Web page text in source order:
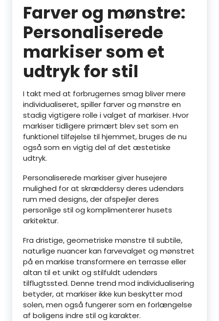
Farver og mønstre:
Personaliserede
markiser som et
udtryk for stil
I takt med at forbrugernes smag bliver mere
individualiseret, spiller farver og mønstre en
stadig vigtigere rolle i valget af markiser. Hvor
markiser tidligere primært blev set som en
funktionel tilføjelse til hjemmet, bruges de nu
også som en vigtig del af det æstetiske
udtryk.
Personaliserede markiser giver husejere
mulighed for at skræddersy deres udendørs
rum med designs, der afspejler deres
personlige stil og komplimenterer husets
arkitektur.
Fra dristige, geometriske mønstre til subtile,
naturlige nuancer kan farvevalget og mønstret
på en markise transformere en terrasse eller
altan til et unikt og stilfuldt udendørs
tilflugtssted. Denne trend mod individualisering
betyder, at markiser ikke kun beskytter mod
solen, men også fungerer som en forlængelse
af boligens indre stil og karakter.